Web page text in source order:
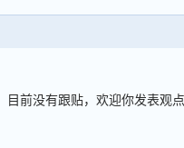
目前没有跟贴，欢迎你发表观点